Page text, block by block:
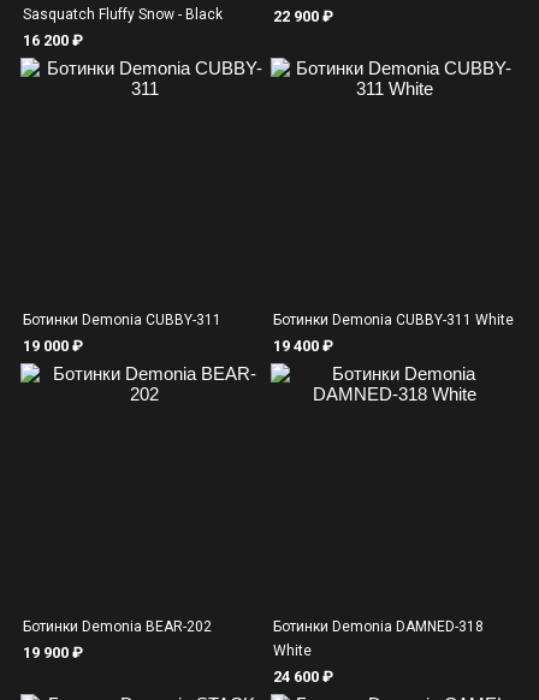
Sasquatch Fluffy Snow - Black
16 200 ₽
22 900 ₽
Ботинки Demonia CUBBY-311
19 000 ₽
Ботинки Demonia CUBBY-311 White
19 400 ₽
Ботинки Demonia BEAR-202
19 900 ₽
Ботинки Demonia DAMNED-318
White
24 600 ₽